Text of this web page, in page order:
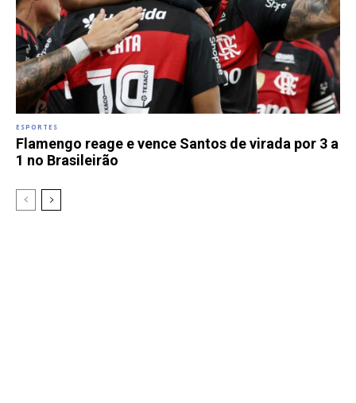
ESPORTES
Flamengo reage e vence Santos de virada por 3 a
1 no Brasileirão